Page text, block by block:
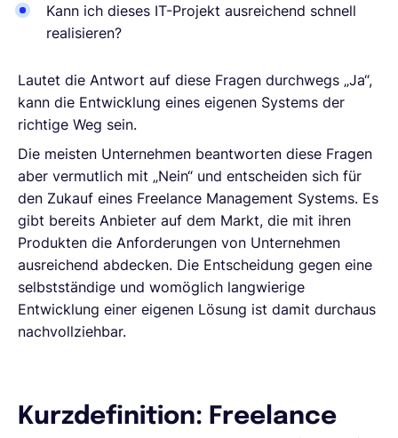
Kann ich dieses IT-Projekt ausreichend schnell
realisieren?
Lautet die Antwort auf diese Fragen durchwegs „Ja“,
kann die Entwicklung eines eigenen Systems der
richtige Weg sein.
Die meisten Unternehmen beantworten diese Fragen
aber vermutlich mit „Nein“ und entscheiden sich für
den Zukauf eines Freelance Management Systems. Es
gibt bereits Anbieter auf dem Markt, die mit ihren
Produkten die Anforderungen von Unternehmen
ausreichend abdecken. Die Entscheidung gegen eine
selbstständige und womöglich langwierige
Entwicklung einer eigenen Lösung ist damit durchaus
nachvollziehbar.
Kurzdefinition: Freelance